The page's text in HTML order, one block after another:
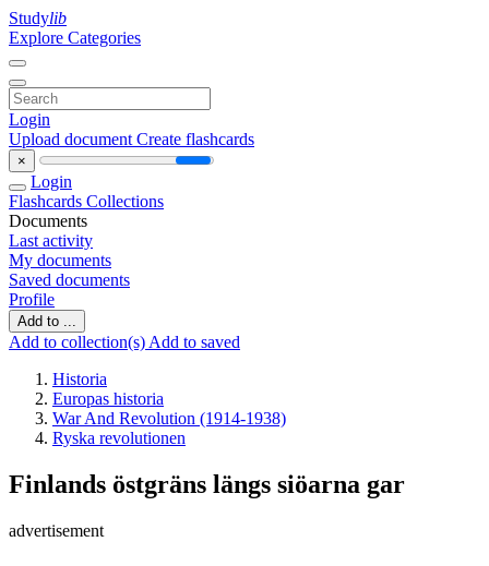
Studylib
Explore Categories
Login
Upload document Create flashcards
×
Login
Flashcards Collections
Documents
Last activity
My documents
Saved documents
Profile
Add to ...
Add to collection(s) Add to saved
Historia
Europas historia
War And Revolution (1914-1938)
Ryska revolutionen
Finlands östgräns längs siöarna gar
advertisement